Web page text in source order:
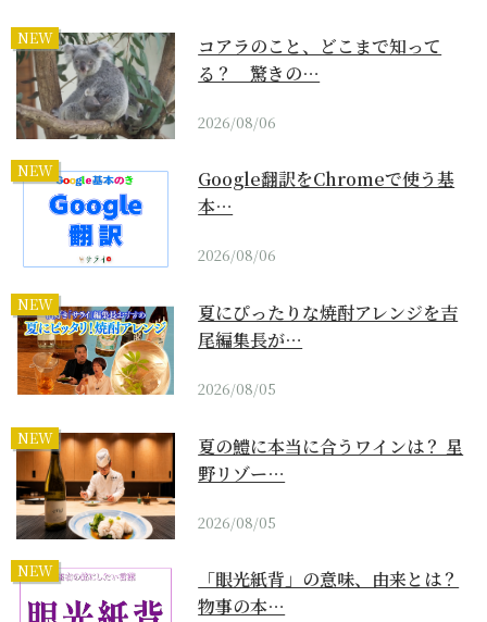
NEW
コアラのこと、どこまで知って
る？ 驚きの…
2026/08/06
NEW
Google翻訳をChromeで使う基
本…
2026/08/06
NEW
夏にぴったりな焼酎アレンジを吉
尾編集長が…
2026/08/05
NEW
夏の鱧に本当に合うワインは？ 星
野リゾー…
2026/08/05
NEW
「眼光紙背」の意味、由来とは？
物事の本…